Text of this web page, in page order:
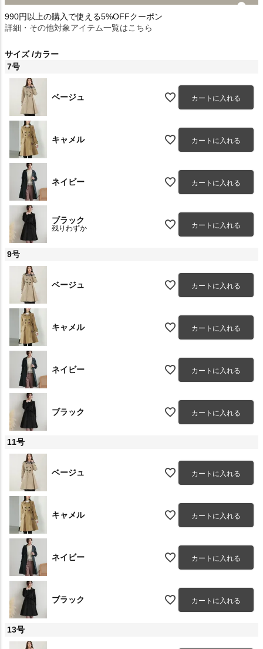
990円以上の購入で使える5%OFFクーポン
詳細・その他対象アイテム一覧はこちら
サイズ カラー
7号
ベージュ カートに入れる
キャメル カートに入れる
ネイビー カートに入れる
ブラック
残りわずか カートに入れる
9号
ベージュ カートに入れる
キャメル カートに入れる
ネイビー カートに入れる
ブラック カートに入れる
11号
ベージュ カートに入れる
キャメル カートに入れる
ネイビー カートに入れる
ブラック カートに入れる
13号